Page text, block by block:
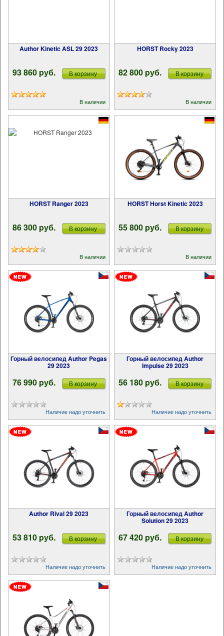
Author Kinetic ASL 29 2023
93 860 pуб. В корзину
В наличии
HORST Rocky 2023
82 800 pуб. В корзину
В наличии
HORST Ranger 2023
86 300 pуб. В корзину
В наличии
HORST Horst Kinetic 2023
55 800 pуб. В корзину
В наличии
Горный велосипед Author Pegas
29 2023
76 990 pуб. В корзину
Наличие надо уточнить
Горный велосипед Author
Impulse 29 2023
56 180 pуб. В корзину
Наличие надо уточнить
Author Rival 29 2023
53 810 pуб. В корзину
Наличие надо уточнить
Горный велосипед Author
Solution 29 2023
67 420 pуб. В корзину
Наличие надо уточнить